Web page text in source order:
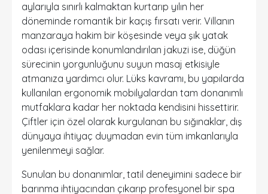
aylarıyla sınırlı kalmaktan kurtarıp yılın her
döneminde romantik bir kaçış fırsatı verir. Villanın
manzaraya hakim bir köşesinde veya şık yatak
odası içerisinde konumlandırılan jakuzi ise, düğün
sürecinin yorgunluğunu suyun masaj etkisiyle
atmanıza yardımcı olur. Lüks kavramı, bu yapılarda
kullanılan ergonomik mobilyalardan tam donanımlı
mutfaklara kadar her noktada kendisini hissettirir.
Çiftler için özel olarak kurgulanan bu sığınaklar, dış
dünyaya ihtiyaç duymadan evin tüm imkanlarıyla
yenilenmeyi sağlar.
Sunulan bu donanımlar, tatil deneyimini sadece bir
barınma ihtiyacından çıkarıp profesyonel bir spa